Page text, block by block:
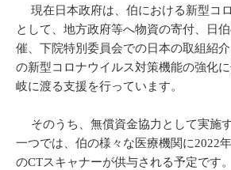
現在日本政府は、伯における新型コ
として、地方政府等へ物資の寄付、日
催、下院特別委員会での日本の取組紹
の新型コロナウイルス対策機能の強化
岐に渡る支援を行っています。
そのうち、無償資金協力として実施
一つでは、伯の様々な医療機関に2022
のCTスキャナーが供与される予定です